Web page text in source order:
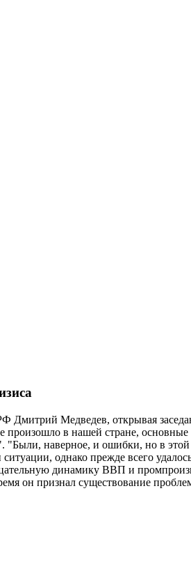
Дмитрий Медведев, открывая
в нашей стране, основные
"Были, наверное, и ошибки, но в
однако прежде всего
динамику ВВП и
он признал существование